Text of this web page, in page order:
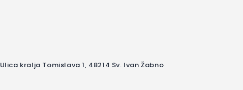
Ulica kralja Tomislava 1, 48214 Sv. Ivan Žabno